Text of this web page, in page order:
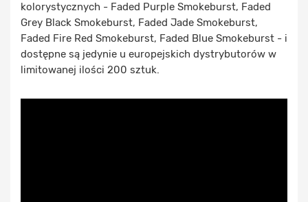
kolorystycznych - Faded Purple Smokeburst, Faded
Grey Black Smokeburst, Faded Jade Smokeburst,
Faded Fire Red Smokeburst, Faded Blue Smokeburst - i
dostępne są jedynie u europejskich dystrybutorów w
limitowanej ilości 200 sztuk.